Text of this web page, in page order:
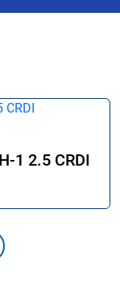
Всем добра и
1 2.5 CRDI